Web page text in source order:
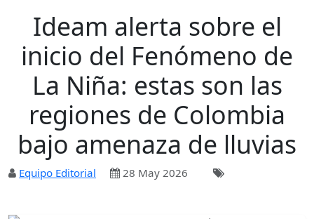
Ideam alerta sobre el
inicio del Fenómeno de
La Niña: estas son las
regiones de Colombia
bajo amenaza de lluvias
Equipo Editorial 28 May 2026